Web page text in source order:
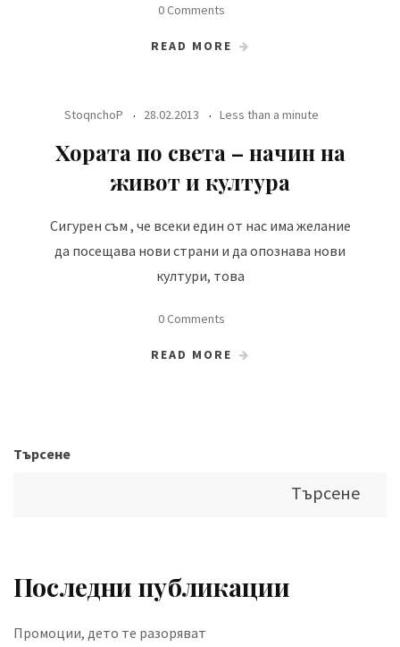
0 Comments
READ MORE
StoqnchoP 28.02.2013 Less than a minute
Хората по света – начин на
живот и култура
Сигурен съм , че всеки един от нас има желание
да посещава нови страни и да опознава нови
култури, това
0 Comments
READ MORE
Търсене
Търсене
Последни публикации
Промоции, дето те разоряват